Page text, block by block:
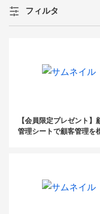
フィルタ
【会員限定プレゼント】
管理シートで顧客管理を